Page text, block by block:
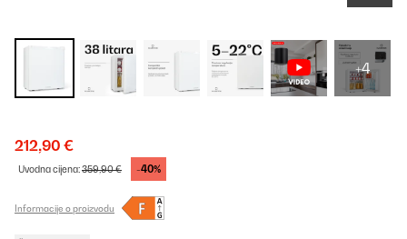
+4
212,90 €
Uvodna cijena:359,90 € -40%
Informacije o proizvodu